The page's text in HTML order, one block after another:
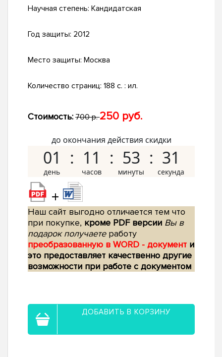
Научная степень: Кандидатская
Год защиты: 2012
Место защиты: Москва
Количество страниц: 188 с. : ил.
Стоимость: 700 р.250 руб.
до окончания действия скидки
01 11 53 30
+
Наш сайт выгодно отличается тем что
при покупке, кроме PDF версии Вы в
подарок получаетеработу
преобразованную в WORD - документ и
это предоставляет качественно другие
возможности при работе с документом
ДОБАВИТЬ В КОРЗИНУ